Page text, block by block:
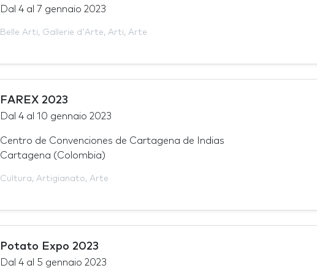
Dal 4al 7 gennaio 2023
Belle Arti, Gallerie d'Arte, Arti, Arte
FAREX 2023
Dal 4al 10 gennaio 2023
Centro de Convenciones de Cartagena de Indias
Cartagena (Colombia)
Cultura, Artigianato, Arte
Potato Expo 2023
Dal 4al 5 gennaio 2023